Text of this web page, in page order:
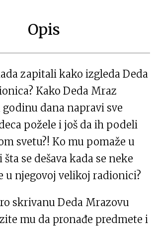
Opis
zapitali kako izgleda Deda
Kako Deda Mraz
godinu dana napravi sve
požele i još da ih podeli
svetu?! Ko mu pomaže u
se dešava kada se neke
u njegovoj velikoj radionici?
skrivanu Deda Mrazovu
mu da pronađe predmete i